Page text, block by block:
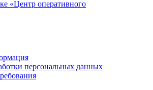
«Центр оперативного
персональных данных